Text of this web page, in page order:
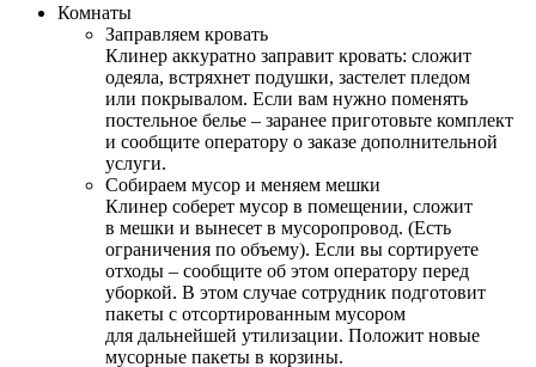
Комнаты
Заправляем кровать
Клинер аккуратно заправит кровать: сложит
одеяла, встряхнет подушки, застелет пледом
или покрывалом. Если вам нужно поменять
постельное белье – заранее приготовьте комплект
и сообщите оператору о заказе дополнительной
услуги.
Собираем мусор и меняем мешки
Клинер соберет мусор в помещении, сложит
в мешки и вынесет в мусоропровод. (Есть
ограничения по объему). Если вы сортируете
отходы – сообщите об этом оператору перед
уборкой. В этом случае сотрудник подготовит
пакеты с отсортированным мусором
для дальнейшей утилизации. Положит новые
мусорные пакеты в корзины.